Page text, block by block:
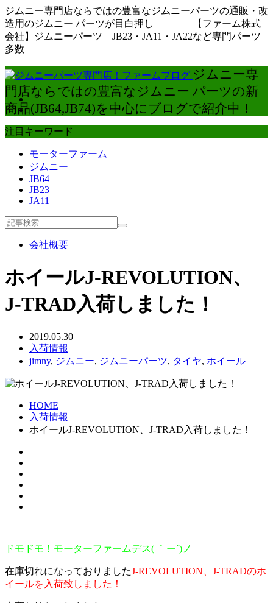
ジムニー専門店ならではの豊富なジムニーパーツの通販・改
造用のジムニー パーツが目白押し 【ファーム株式
会社】ジムニーパーツ JB23・JA11・JA22など専門パーツ
多数
ジムニー専
門店ならではの豊富なジムニー パーツの新
商品(JB64,JB74)を中心にブログで紹介中！
注目キーワード
モーターファーム
ジムニー
JB64
JB23
JA11
会社概要
ホイールJ-REVOLUTION、
J-TRAD入荷しました！
2019.05.30
入荷情報
jimny, ジムニー, ジムニーパーツ, タイヤ, ホイール
HOME
入荷情報
ホイールJ-REVOLUTION、J-TRAD入荷しました！
ドモドモ！モーターファームデス( ｀ー´)ノ
在庫切れになっておりましたJ-REVOLUTION、J-TRADのホ
イールを入荷致しました！